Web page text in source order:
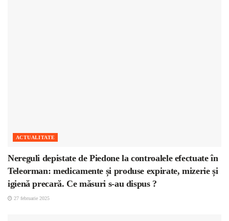
ACTUALITATE
Nereguli depistate de Piedone la controalele efectuate în
Teleorman: medicamente și produse expirate, mizerie și
igienă precară. Ce măsuri s-au dispus ?
27 februarie 2025